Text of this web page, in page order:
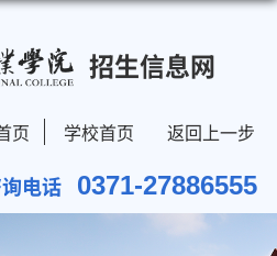
招生信息网
页 学校首页 返回上一步
电话 0371-27886555